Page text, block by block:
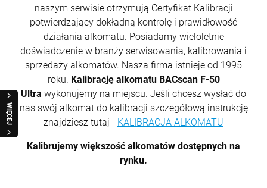
WIĘCEJ
naszym serwisie otrzymują Certyfikat Kalibracji
potwierdzający dokładną kontrolę i prawidłowość
działania alkomatu. Posiadamy wieloletnie
doświadczenie w branży serwisowania, kalibrowania i
sprzedaży alkomatów. Nasza firma istnieje od 1995
roku. Kalibrację alkomatu BACscan F-50
Ultra wykonujemy na miejscu. Jeśli chcesz wysłać do
nas swój alkomat do kalibracji szczegółową instrukcję
znajdziesz tutaj - KALIBRACJA ALKOMATU
Kalibrujemy większość alkomatów dostępnych na
rynku.